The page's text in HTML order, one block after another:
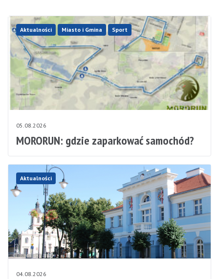
Aktualności Miasto i Gmina Sport
05.08.2026
MORORUN: gdzie zaparkować samochód?
Aktualności
04.08.2026